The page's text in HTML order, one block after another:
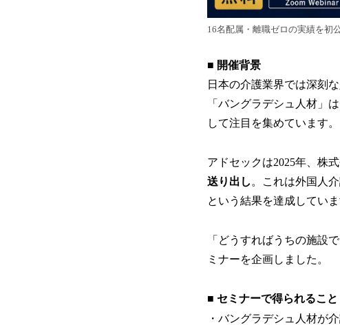
16名配属・離職ゼロの実績を初
■ 開催背景
日本の介護業界では深刻
「バングラデシュ人材」
して注目を集めています。
アドセックは2025年、株
送り出し 。これは外国人
という結果を達成していま
「どうすればうちの施設
ミナーを企画しました。
■ セミナーで得られること
・バングラデシュ人材が